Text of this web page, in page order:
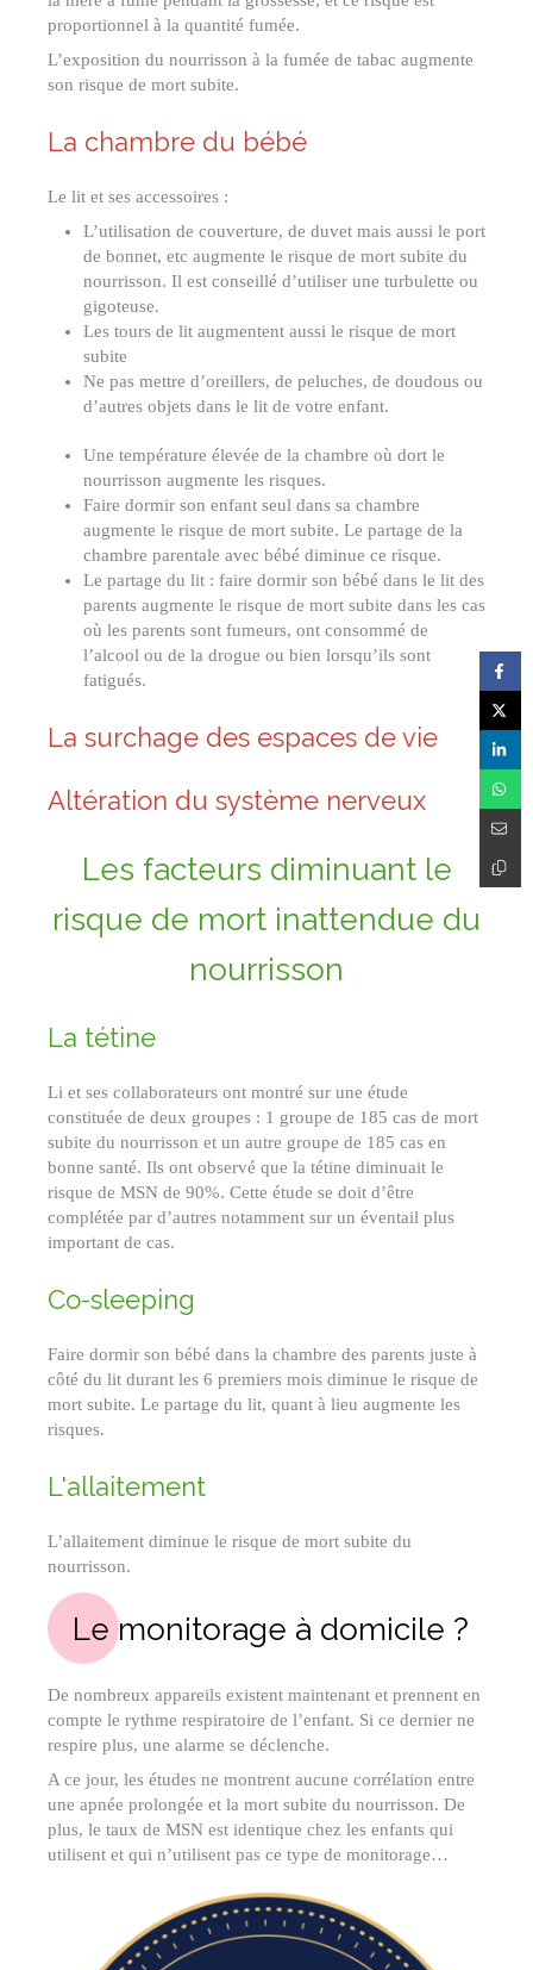
proportionnel à la quantité fumée.
L’exposition du nourrisson à la fumée de tabac augmente
son risque de mort subite.
La chambre du bébé
Le lit et ses accessoires :
L’utilisation de couverture, de duvet mais aussi le port
de bonnet, etc augmente le risque de mort subite du
nourrisson. Il est conseillé d’utiliser une turbulette ou
gigoteuse.
Les tours de lit augmentent aussi le risque de mort
subite
Ne pas mettre d’oreillers, de peluches, de doudous ou
d’autres objets dans le lit de votre enfant.
Une température élevée de la chambre où dort le
nourrisson augmente les risques.
Faire dormir son enfant seul dans sa chambre
augmente le risque de mort subite. Le partage de la
chambre parentale avec bébé diminue ce risque.
Le partage du lit : faire dormir son bébé dans le lit des
parents augmente le risque de mort subite dans les cas
où les parents sont fumeurs, ont consommé de
l’alcool ou de la drogue ou bien lorsqu’ils sont
fatigués.
La surchage des espaces de vie
Altération du système nerveux
Les facteurs diminuant le
risque de mort inattendue du
nourrisson
La tétine
Li et ses collaborateurs ont montré sur une étude
constituée de deux groupes : 1 groupe de 185 cas de mort
subite du nourrisson et un autre groupe de 185 cas en
bonne santé. Ils ont observé que la tétine diminuait le
risque de MSN de 90%. Cette étude se doit d’être
complétée par d’autres notamment sur un éventail plus
important de cas.
Co-sleeping
Faire dormir son bébé dans la chambre des parents juste à
côté du lit durant les 6 premiers mois diminue le risque de
mort subite. Le partage du lit, quant à lieu augmente les
risques.
L'allaitement
L’allaitement diminue le risque de mort subite du
nourrisson.
Le monitorage à domicile ?
De nombreux appareils existent maintenant et prennent en
compte le rythme respiratoire de l’enfant. Si ce dernier ne
respire plus, une alarme se déclenche.
A ce jour, les études ne montrent aucune corrélation entre
une apnée prolongée et la mort subite du nourrisson. De
plus, le taux de MSN est identique chez les enfants qui
utilisent et qui n’utilisent pas ce type de monitorage…